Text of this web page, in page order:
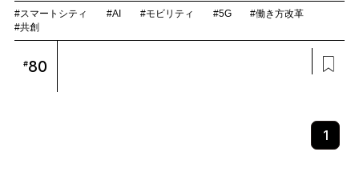
#スマートシティ #AI #モビリティ #5G
#働き方改革
#共創
#80
1